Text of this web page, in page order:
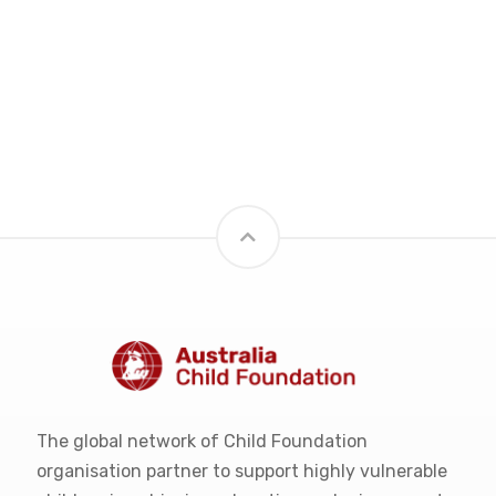
The global network of Child Foundation
organisation partner to support highly vulnerable